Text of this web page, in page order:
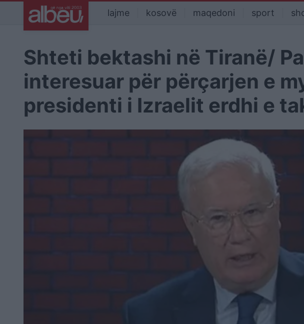
lajme kosovë maqedoni sport
Shteti bektashi në Tiranë/
interesuar për përçarjen e
presidenti i Izraelit erdhi e